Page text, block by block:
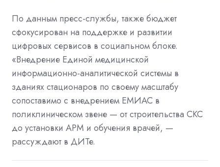
По данным пресс-службы, также бюджет
сфокусирован на поддержке и развитии
цифровых сервисов в социальном блоке.
«Внедрение Единой медицинской
информационно-аналитической системы в
зданиях стационаров по своему масштабу
сопоставимо с внедрением ЕМИАС в
поликлиническом звене — от строительства СКС
до установки АРМ и обучения врачей, —
рассуждают в ДИТе.